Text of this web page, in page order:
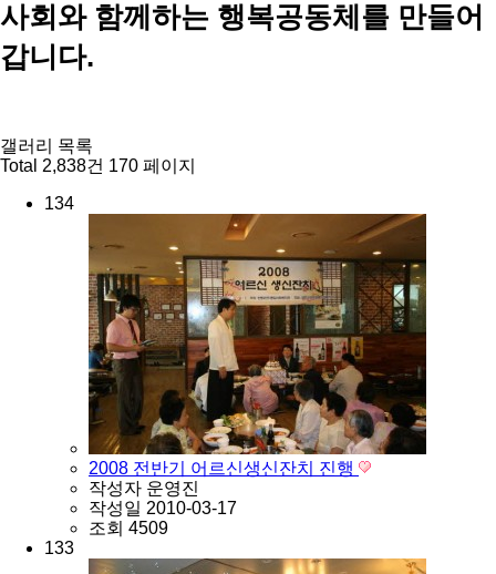
사회와 함께하는 행복공동체를 만들어
갑니다.
갤러리 목록
Total 2,838건 170 페이지
134
2008 전반기 어르신생신잔치 진행
작성자 운영진
작성일 2010-03-17
조회 4509
133